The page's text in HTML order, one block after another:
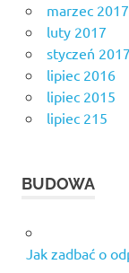
marzec 2017
luty 2017
styczeń 2017
lipiec 2016
lipiec 2015
lipiec 215
BUDOWA
Jak zadbać o